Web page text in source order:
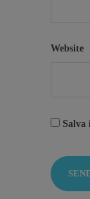
Website
Salva